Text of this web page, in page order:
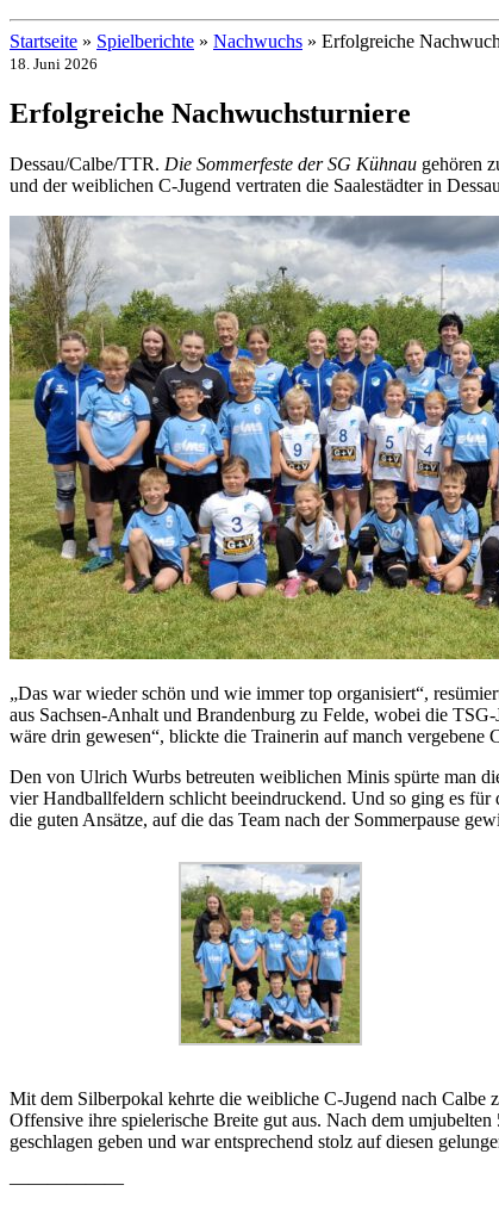
Startseite » Spielberichte » Nachwuchs » Erfolgreiche
18. Juni 2026
Erfolgreiche Nachwuchsturniere
Dessau/Calbe/TTR. Die Sommerfeste der SG Kühnau gehören
und der weiblichen C-Jugend vertraten die Saalestädter in
„Das war wieder schön und wie immer top organisiert“,
aus Sachsen-Anhalt und Brandenburg zu Felde, wobei die
wäre drin gewesen“, blickte die Trainerin auf manch vergebene
Den von Ulrich Wurbs betreuten weiblichen Minis spürte man
vier Handballfeldern schlicht beeindruckend. Und so ging es für
die guten Ansätze, auf die das Team nach der Sommerpause
Mit dem Silberpokal kehrte die weibliche C-Jugend nach Calbe
Offensive ihre spielerische Breite gut aus. Nach dem
geschlagen geben und war entsprechend stolz auf diesen
——————